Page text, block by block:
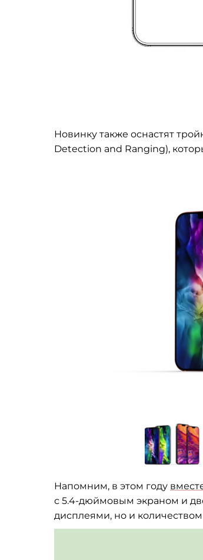
Новинку также оснастят
Detection and Ranging),
Напомним, в этом году
с 5.4-дюймовым экраном и
дисплеями, но и